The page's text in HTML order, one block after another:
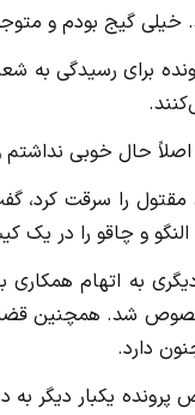
گیج بودم و
حال خوبی نداشتم و
مقتول را سرقت
و چاقو را در یک
به اتهام همکاری
شد. همچنین
دارد.
پرونده یکبار دیگر